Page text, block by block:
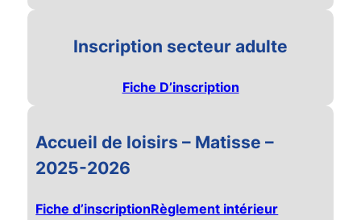
Inscription secteur adulte
Fiche D’inscription
Accueil de loisirs – Matisse –
2025-2026
Fiche d’inscriptionRèglement intérieur